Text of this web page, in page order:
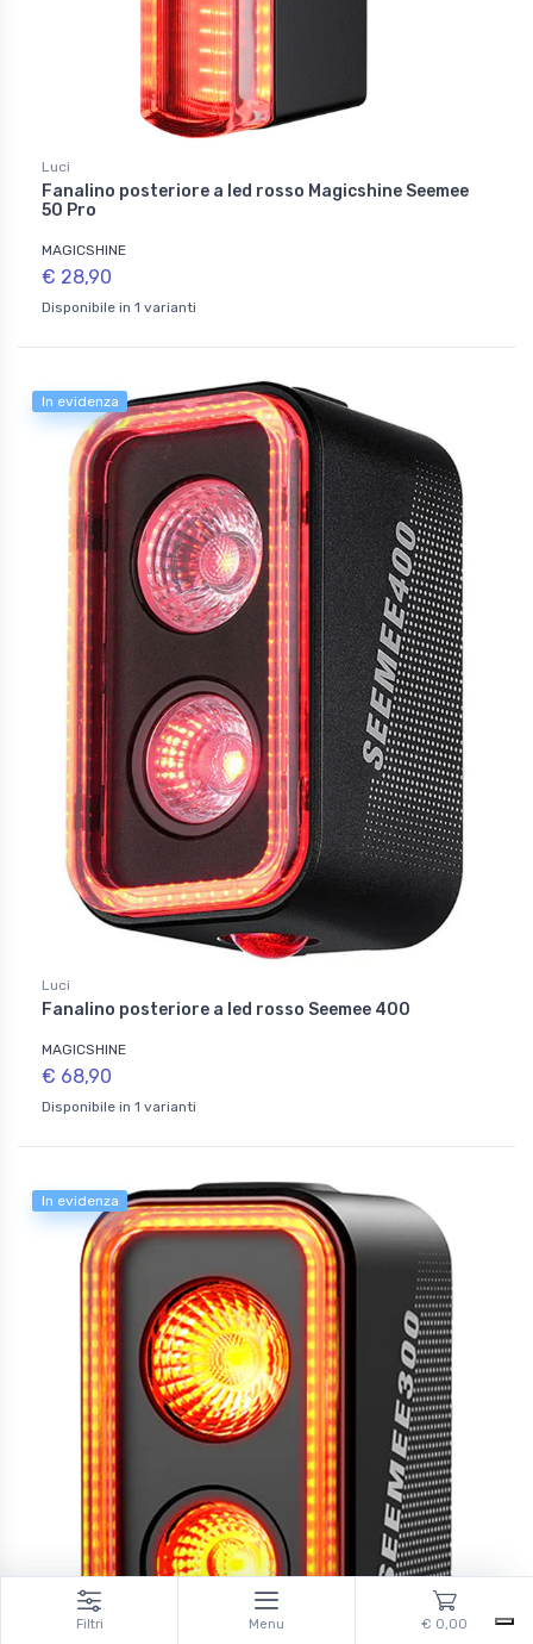
Luci
Fanalino posteriore a led rosso Magicshine Seemee
50 Pro
MAGICSHINE
€ 28,90
Disponibile in 1 varianti
In evidenza
Luci
Fanalino posteriore a led rosso Seemee 400
MAGICSHINE
€ 68,90
Disponibile in 1 varianti
In evidenza
Filtri Menu € 0,00